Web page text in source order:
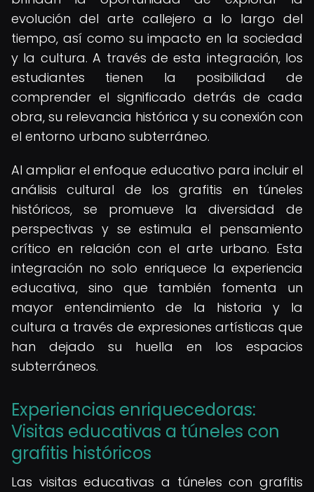
evolución del arte callejero a lo largo del
tiempo, así como su impacto en la sociedad
y la cultura. A través de esta integración, los
estudiantes tienen la posibilidad de
comprender el significado detrás de cada
obra, su relevancia histórica y su conexión con
el entorno urbano subterráneo.
Al ampliar el enfoque educativo para incluir el
análisis cultural de los grafitis en túneles
históricos, se promueve la diversidad de
perspectivas y se estimula el pensamiento
crítico en relación con el arte urbano. Esta
integración no solo enriquece la experiencia
educativa, sino que también fomenta un
mayor entendimiento de la historia y la
cultura a través de expresiones artísticas que
han dejado su huella en los espacios
subterráneos.
Experiencias enriquecedoras:
Visitas educativas a túneles con
grafitis históricos
Las visitas educativas a túneles con grafitis